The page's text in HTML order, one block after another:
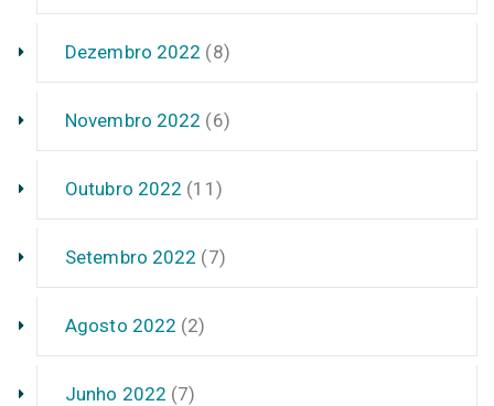
Dezembro 2022 (8)
Novembro 2022 (6)
Outubro 2022 (11)
Setembro 2022 (7)
Agosto 2022 (2)
Junho 2022 (7)